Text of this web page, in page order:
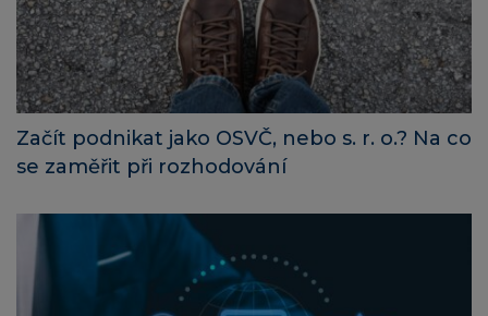
Začít podnikat jako OSVČ, nebo s. r. o.? Na co
se zaměřit při rozhodování